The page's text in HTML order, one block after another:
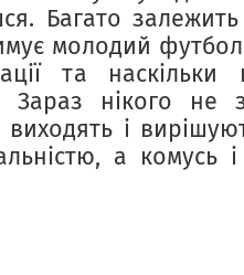
Багато залежить
молодий
та
Зараз нікого не
і
а комусь